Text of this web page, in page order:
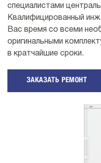
специалистами
Квалифицированный
Вас время со всеми
оригинальными
в кратчайшие сроки.
ЗАКАЗАТЬ РЕМОНТ